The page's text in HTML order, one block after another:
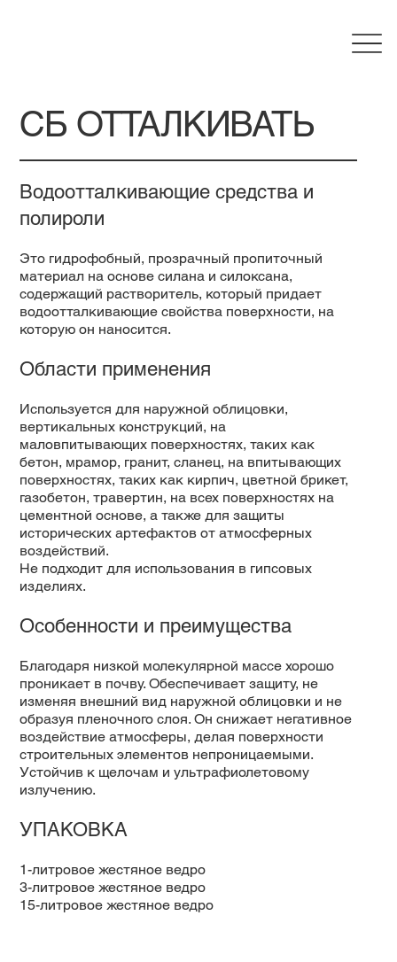
СБ ОТТАЛКИВАТЬ
Водоотталкивающие средства и
полироли
Это гидрофобный, прозрачный пропиточный
материал на основе силана и силоксана,
содержащий растворитель, который придает
водоотталкивающие свойства поверхности, на
которую он наносится.
Области применения
Используется для наружной облицовки,
вертикальных конструкций, на
маловпитывающих поверхностях, таких как
бетон, мрамор, гранит, сланец, на впитывающих
поверхностях, таких как кирпич, цветной брикет,
газобетон, травертин, на всех поверхностях на
цементной основе, а также для защиты
исторических артефактов от атмосферных
воздействий.
Не подходит для использования в гипсовых
изделиях.
Особенности и преимущества
Благодаря низкой молекулярной массе хорошо
проникает в почву. Обеспечивает защиту, не
изменяя внешний вид наружной облицовки и не
образуя пленочного слоя. Он снижает негативное
воздействие атмосферы, делая поверхности
строительных элементов непроницаемыми.
Устойчив к щелочам и ультрафиолетовому
излучению.
УПАКОВКА
1-литровое жестяное ведро
3-литровое жестяное ведро
15-литровое жестяное ведро